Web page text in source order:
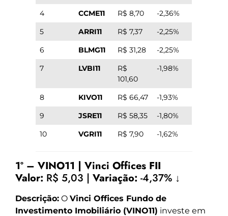
4
CCME11 R$ 8,70
-2,36%
5
ARRI11 R$ 7,37
-2,25%
6
BLMG11 R$ 31,28
-2,25%
7
LVBI11
R$
101,60
-1,98%
8 KIVO11 R$ 66,47
-1,93%
9
JSRE11 R$ 58,35
-1,80%
10
VGRI11 R$ 7,90 -1,62%
1º – VINO11 | Vinci Offices FII
Valor: R$ 5,03 | Variação: -4,37% ↓
Descrição: O Vinci Offices Fundo de
Investimento Imobiliário (VINO11) investe em